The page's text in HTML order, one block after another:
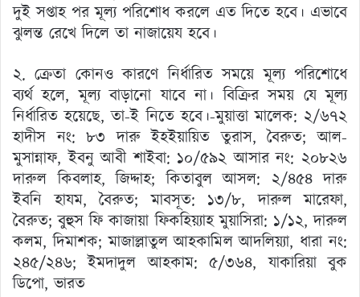
দুই সপ্তাহ পর মূল্য পরিশোধ করলে এত দিতে হবে। এভাবে
ঝুলন্ত রেখে দিলে তা নাজায়েয হবে।
২. ক্রেতা কোনও কারণে নির্ধারিত সময়ে মূল্য পরিশোধে
ব্যর্থ হলে, মূল্য বাড়ানো যাবে না। বিক্রির সময় যে মূল্য
নির্ধারিত হয়েছে, তা-ই নিতে হবে।-মুয়াত্তা মালেক: ২/৬৭২
হাদীস নং: ৮৩ দারু ইহইয়ায়িত তুরাস, বৈরুত; আল-
মুসান্নাফ, ইবনু আবী শাইবা: ১০/৫৯২ আসার নং: ২০৮২৬
দারুল কিবলাহ, জিদ্দাহ; কিতাবুল আসল: ২/৪৫৪ দারু
ইবনি হাযম, বৈরুত; মাবসূত: ১৩/৮, দারুল মারেফা,
বৈরুত; বুহুস ফি কাজায়া ফিকহিয়্যাহ মুয়াসিরা: ১/১২, দারুল
কলম, দিমাশক; মাজাল্লাতুল আহকামিল আদলিয়্যা, ধারা নং:
২৪৫/২৪৬; ইমদাদুল আহকাম: ৫/৩৬৪, যাকারিয়া বুক
ডিপো, ভারত